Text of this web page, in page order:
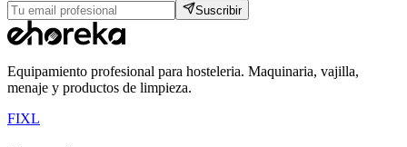
Suscribir
Equipamiento profesional para hosteleria. Maquinaria, vajilla,
menaje y productos de limpieza.
FIXL